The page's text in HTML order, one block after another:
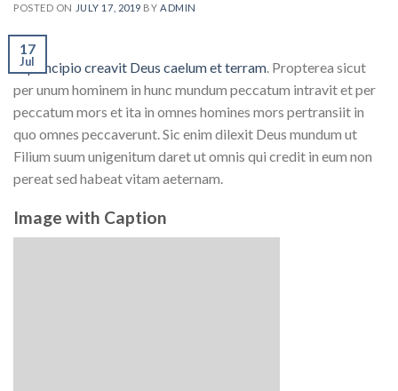
POSTED ON JULY 17, 2019 BY ADMIN
17
Jul
In principio creavit Deus caelum et terram . Propterea sicut
per unum hominem in hunc mundum peccatum intravit et per
peccatum mors et ita in omnes homines mors pertransiit in
quo omnes peccaverunt. Sic enim dilexit Deus mundum ut
Filium suum unigenitum daret ut omnis qui credit in eum non
pereat sed habeat vitam aeternam.
Image with Caption